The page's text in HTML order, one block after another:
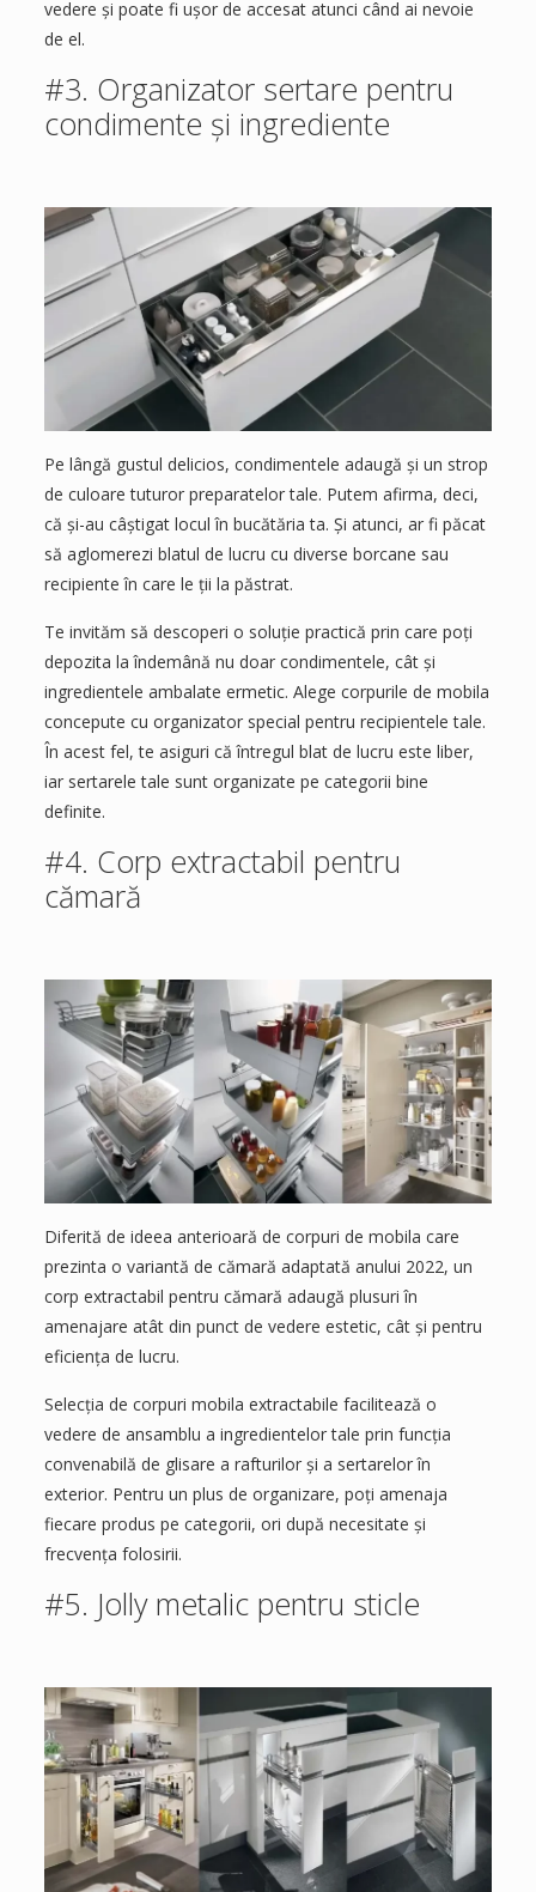
vedere și poate fi ușor de accesat atunci când ai nevoie
de el.
#3. Organizator sertare pentru
condimente și ingrediente
Pe lângă gustul delicios, condimentele adaugă și un strop
de culoare tuturor preparatelor tale. Putem afirma, deci,
că și-au câștigat locul în bucătăria ta. Și atunci, ar fi păcat
să aglomerezi blatul de lucru cu diverse borcane sau
recipiente în care le ții la păstrat.
Te invităm să descoperi o soluție practică prin care poți
depozita la îndemână nu doar condimentele, cât și
ingredientele ambalate ermetic. Alege corpurile de mobila
concepute cu organizator special pentru recipientele tale.
În acest fel, te asiguri că întregul blat de lucru este liber,
iar sertarele tale sunt organizate pe categorii bine
definite.
#4. Corp extractabil pentru
cămară
Diferită de ideea anterioară de corpuri de mobila care
prezinta o variantă de cămară adaptată anului 2022, un
corp extractabil pentru cămară adaugă plusuri în
amenajare atât din punct de vedere estetic, cât și pentru
eficiența de lucru.
Selecția de corpuri mobila extractabile facilitează o
vedere de ansamblu a ingredientelor tale prin funcția
convenabilă de glisare a rafturilor și a sertarelor în
exterior. Pentru un plus de organizare, poți amenaja
fiecare produs pe categorii, ori după necesitate și
frecvența folosirii.
#5. Jolly metalic pentru sticle